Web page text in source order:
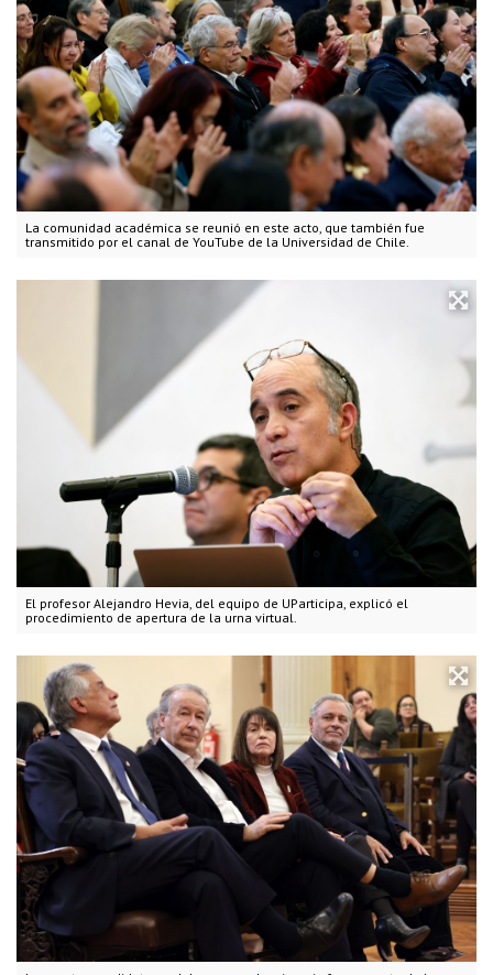
La comunidad académica se reunió en este acto, que también fue
transmitido por el canal de YouTube de la Universidad de Chile.
El profesor Alejandro Hevia, del equipo de UParticipa, explicó el
procedimiento de apertura de la urna virtual.